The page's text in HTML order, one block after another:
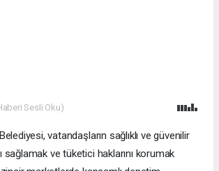
Sesli Oku)
vatandaşların sağlıklı ve güvenilir
sağlamak ve tüketici haklarını korumak